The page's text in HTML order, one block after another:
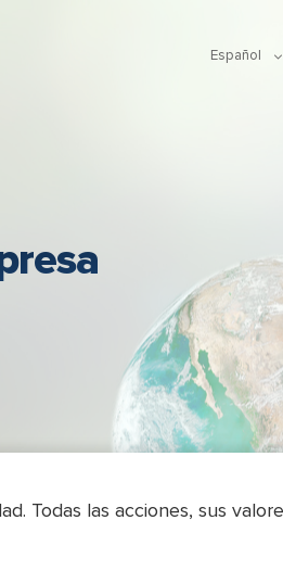
Español
Todas las acciones, sus